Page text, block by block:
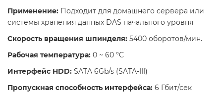
Применение: Подходит для домашнего сервера или
системы хранения данных DAS начального уровня
Скорость вращения шпинделя: 5400 оборотов/мин.
Рабочая температура: 0 ~ 60 °C
Интерфейс HDD: SATA 6Gb/s (SATA-III)
Пропускная способность интерфейса: 6 Гбит/сек